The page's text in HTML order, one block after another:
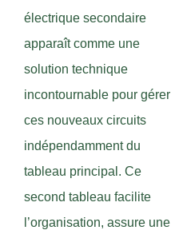
électrique secondaire
apparaît comme une
solution technique
incontournable pour gérer
ces nouveaux circuits
indépendamment du
tableau principal. Ce
second tableau facilite
l’organisation, assure une